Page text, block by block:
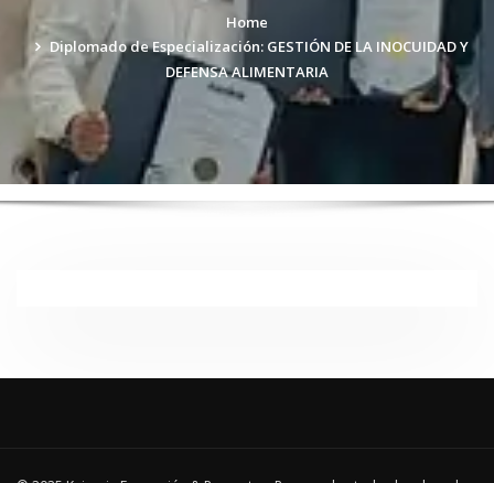
Home
Diplomado de Especialización: GESTIÓN DE LA INOCUIDAD Y
DEFENSA ALIMENTARIA